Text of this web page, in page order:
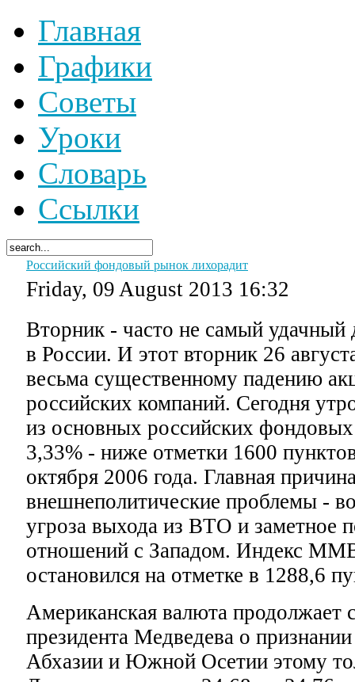
Главная
Графики
Советы
Уроки
Словарь
Ссылки
Российский фондовый рынок лихорадит
Friday, 09 August 2013 16:32
Вторник - часто не самый удачный
в России. И этот вторник 26
весьма существенному падению
российских компаний. Сегодня
из основных российских
3,33% - ниже отметки 1600
октября 2006 года. Главная
внешнеполитические проблемы -
угроза выхода из ВТО и заметное
отношений с Западом. Индекс
остановился на отметке в 1288,6
Американская валюта продолжает
президента Медведева о
Абхазии и Южной Осетии этому